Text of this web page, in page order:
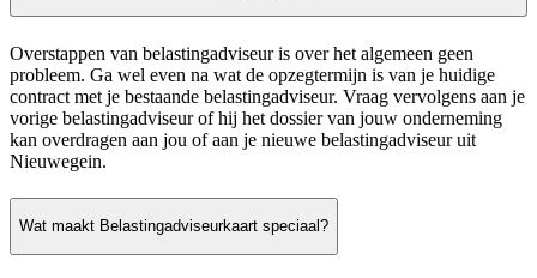
Overstappen van belastingadviseur is over het algemeen geen
probleem. Ga wel even na wat de opzegtermijn is van je huidige
contract met je bestaande belastingadviseur. Vraag vervolgens aan je
vorige belastingadviseur of hij het dossier van jouw onderneming
kan overdragen aan jou of aan je nieuwe belastingadviseur uit
Nieuwegein.
Wat maakt Belastingadviseurkaart speciaal?